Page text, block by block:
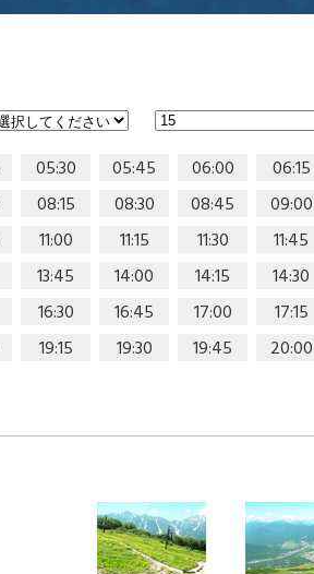
05:30 05:45 06:00 06:15
08:15 08:30 08:45 09:00
11:00 11:15 11:30 11:45
13:45 14:00 14:15 14:30
16:30 16:45 17:00 17:15
19:15 19:30 19:45 20:00